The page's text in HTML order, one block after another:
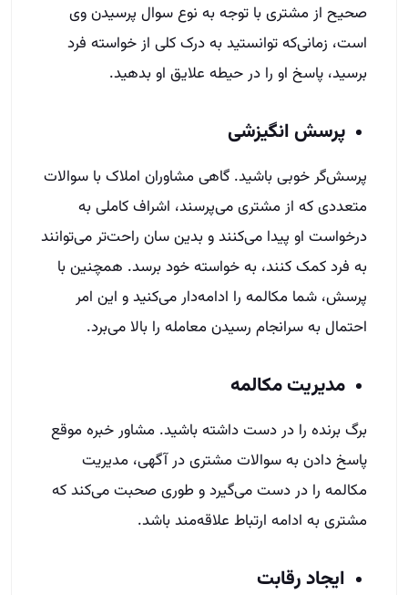
صحیح از مشتری با توجه به نوع سوال پرسیدن وی
است، زمانی‌که توانستید به درک کلی از خواسته فرد
برسید، پاسخ او را در حیطه علایق او بدهید.
پرسش انگیزشی
پرسش‌گر خوبی باشید. گاهی مشاوران املاک با سوالات
متعددی که از مشتری می‌پرسند، اشراف کاملی به
درخواست او پیدا می‌کنند و بدین سان راحت‌تر می‌توانند
به فرد کمک کنند، به خواسته خود برسد. همچنین با
پرسش، شما مکالمه را ادامه‌دار می‌کنید و این امر
احتمال به سرانجام رسیدن معامله را بالا می‌برد.
مدیریت مکالمه
برگ برنده را در دست داشته باشید. مشاور خبره موقع
پاسخ دادن به سوالات مشتری در آگهی، مدیریت
مکالمه را در دست می‌گیرد و طوری صحبت می‌کند که
مشتری به ادامه ارتباط علاقه‌مند باشد.
ایجاد رقابت